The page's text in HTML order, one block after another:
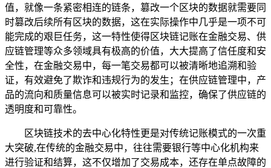
值，就像一条紧密相连的链条，篡改一个区块的数据就需要同
时篡改后续所有区块的数据，这在实际操作中几乎是一项不可
能完成的艰巨任务，这一特性使得区块链记账在金融交易、供
应链管理等众多领域具有极高的价值，大大提高了信任度和安
全性，在金融交易中，每一笔交易都可以被清晰地追溯和验
证，有效避免了欺诈和违规行为的发生；在供应链管理中，产
品的流向和质量信息可以被实时记录和监控，确保了供应链的
透明度和可靠性。
区块链技术的去中心化特性更是对传统记账模式的一次重
大突破,在传统的金融交易中，往往需要银行等中心化机构来
进行验证和结算，这不仅增加了交易成本，还存在单点故障的